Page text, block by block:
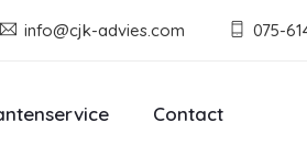
info@cjk-advies.com 075-
Contact